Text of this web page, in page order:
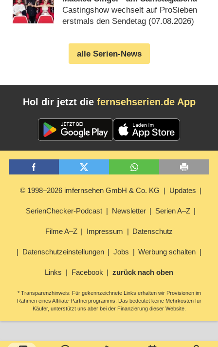
Castingshow wechselt auf ProSieben
erstmals den Sendetag (07.08.2026)
alle Serien-News
Hol dir jetzt die fernsehserien.de App
© 1998–2026 imfernsehen GmbH & Co. KG Updates
SerienChecker-Podcast Newsletter Serien A–Z
Filme A–Z Impressum Datenschutz
Datenschutzeinstellungen Jobs Werbung schalten
Links Facebook zurück nach oben
* Transparenzhinweis: Für gekennzeichnete Links erhalten wir Provisionen im
Rahmen eines Affiliate-Partnerprogramms. Das bedeutet keine Mehrkosten für
Käufer, unterstützt uns aber bei der Finanzierung dieser Website.